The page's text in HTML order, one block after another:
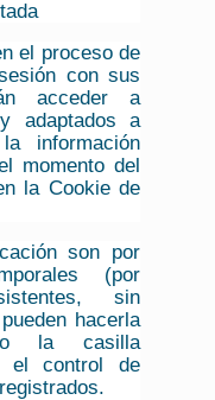
el proceso de
con sus
acceder a
adaptados a
información
momento del
la Cookie de
son por
(por
sin
hacerla
la casilla
el control de